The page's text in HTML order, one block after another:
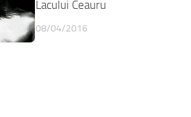
Lacului Ceauru
08/04/2016